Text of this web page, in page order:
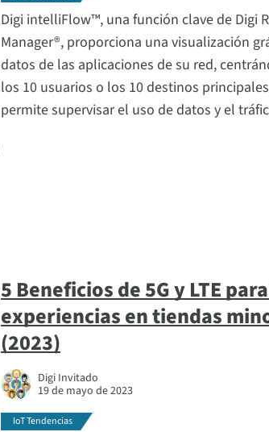
Digi intelliFlow™, una función clave de Digi
Manager®, proporciona una visualización
datos de las aplicaciones de su red,
los 10 usuarios o los 10 destinos
permite supervisar el uso de datos y el
5 Beneficios de 5G y LTE
experiencias en tiendas
(2023)
Digi Invitado
19 de mayo de 2023
IoT Tendencias